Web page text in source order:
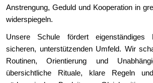
Anstrengung, Geduld und Kooperation in
widerspiegeln.
Unsere Schule fördert eigenständiges
sicheren, unterstützenden Umfeld. Wir
Routinen, Orientierung und
übersichtliche Rituale, klare Regeln